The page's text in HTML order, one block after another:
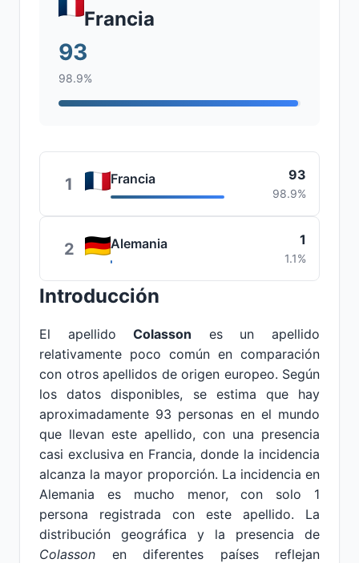
Francia
93
98.9%
1 Francia 93
98.9%
2 Alemania 1
1.1%
Introducción
El apellidoColasson es un apellido
relativamente poco común en comparación
con otros apellidos de origen europeo. Según
los datos disponibles, se estima que hay
aproximadamente 93 personas en el mundo
que llevan este apellido, con una presencia
casi exclusiva en Francia, donde la incidencia
alcanza la mayor proporción. La incidencia en
Alemania es mucho menor, con solo 1
persona registrada con este apellido. La
distribución geográfica y la presencia de
Colasson en diferentes países reflejan